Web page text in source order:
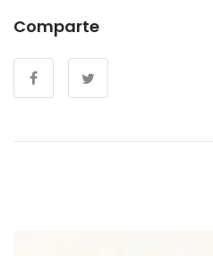
Comparte